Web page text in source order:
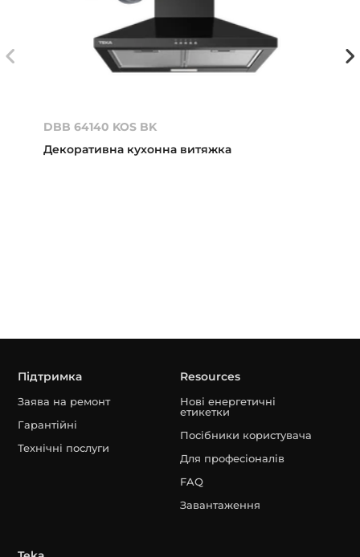
DBB 64140 KOS BK
Декоративна кухонна витяжка
Підтримка
Заява на ремонт
Гарантійні
Технічні послуги
Resources
Нові енергетичні
етикетки
Посібники користувача
Для професіоналів
FAQ
Завантаження